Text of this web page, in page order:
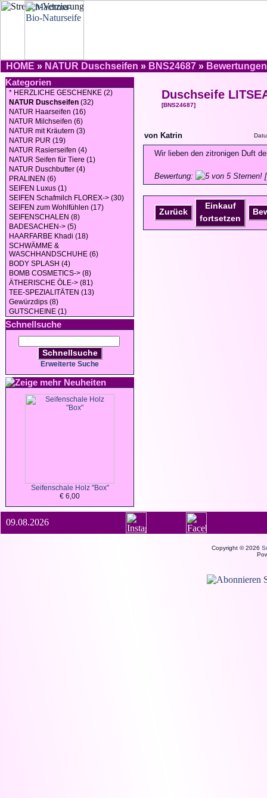
HOME » NATUR Duschseifen » BNS24687 » Bewertungen
Kategorien
* HERZLICHE GESCHENKE (2)
NATUR Duschseifen (32)
NATUR Haarseifen (16)
NATUR Milchseifen (6)
NATUR mit Kräutern (3)
NATUR PUR (19)
NATUR Rasierseifen (4)
NATUR Seifen für Tiere (1)
NATUR Duschbutter (4)
PRALINEN (6)
SEIFEN Luxus (1)
SEIFEN Schafmilch FLOREX-> (30)
SEIFEN zum Wohlfühlen (17)
SEIFENSCHALEN (8)
BADESACHEN-> (5)
HAARFARBE Khadi (18)
SCHWÄMME &
WASCHHANDSCHUHE (6)
BODY SPLASH (4)
BOMB COSMETICS-> (8)
ÄTHERISCHE ÖLE-> (81)
TEE-SPEZIALITÄTEN (13)
Gewürzdips (8)
GUTSCHEINE (1)
Schnellsuche
Schnellsuche
Erweiterte Suche
Neuheiten
Seifenschale Holz "Box"
€ 6,00
Duschseife
[BNS24687]
von Katrin
Wir lieben den zitronigen Duft
Bewertung:
Zurück
Einkauf
fortsetzen
09.08.2026
Copyright © 2026